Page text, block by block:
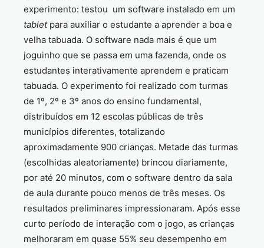
experimento: testou um software instalado em um
tablet para auxiliar o estudante a aprender a boa e
velha tabuada. O software nada mais é que um
joguinho que se passa em uma fazenda, onde os
estudantes interativamente aprendem e praticam
tabuada. O experimento foi realizado com turmas
de 1º, 2º e 3º anos do ensino fundamental,
distribuídos em 12 escolas públicas de três
municípios diferentes, totalizando
aproximadamente 900 crianças. Metade das turmas
(escolhidas aleatoriamente) brincou diariamente,
por até 20 minutos, com o software dentro da sala
de aula durante pouco menos de três meses. Os
resultados preliminares impressionaram. Após esse
curto período de interação com o jogo, as crianças
melhoraram em quase 55% seu desempenho em